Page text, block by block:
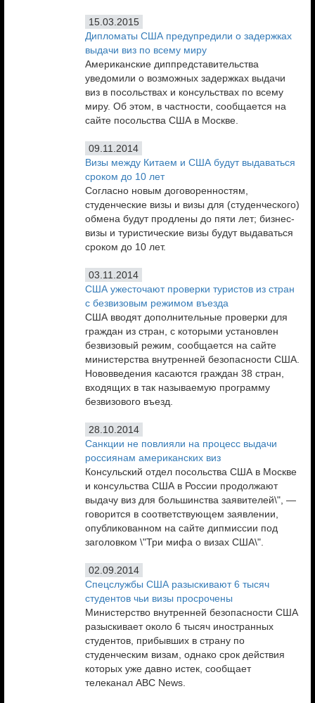
15.03.2015
Дипломаты США предупредили о задержках
выдачи виз по всему миру
Американские диппредставительства
уведомили о возможных задержках выдачи
виз в посольствах и консульствах по всему
миру. Об этом, в частности, сообщается на
сайте посольства США в Москве.
09.11.2014
Визы между Китаем и США будут выдаваться
сроком до 10 лет
Согласно новым договоренностям,
студенческие визы и визы для (студенческого)
обмена будут продлены до пяти лет; бизнес-
визы и туристические визы будут выдаваться
сроком до 10 лет.
03.11.2014
США ужесточают проверки туристов из стран
с безвизовым режимом въезда
США вводят дополнительные проверки для
граждан из стран, с которыми установлен
безвизовый режим, сообщается на сайте
министерства внутренней безопасности США.
Нововведения касаются граждан 38 стран,
входящих в так называемую программу
безвизового въезд.
28.10.2014
Санкции не повлияли на процесс выдачи
россиянам американских виз
Консульский отдел посольства США в Москве
и консульства США в России продолжают
выдачу виз для большинства заявителей\", —
говорится в соответствующем заявлении,
опубликованном на сайте дипмиссии под
заголовком \"Три мифа о визах США\".
02.09.2014
Спецслужбы США разыскивают 6 тысяч
студентов чьи визы просрочены
Министерство внутренней безопасности США
разыскивает около 6 тысяч иностранных
студентов, прибывших в страну по
студенческим визам, однако срок действия
которых уже давно истек, сообщает
телеканал ABC News.